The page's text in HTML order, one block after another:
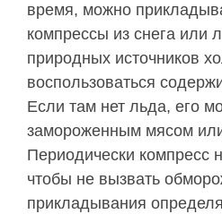
время, можно
компрессы из снега или
природных источников
воспользоваться
Если там нет льда, его
замороженным мясом
Периодически компресс
чтобы не вызвать
прикладывания